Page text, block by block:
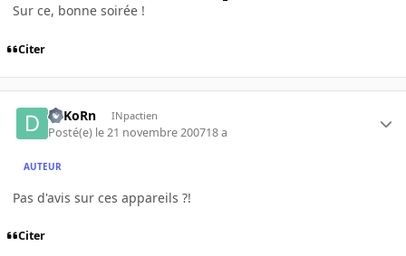
Sur ce, bonne soirée !
Citer
DsKoRn INpactien
Posté(e) le 21 novembre 200718 a
AUTEUR
Pas d'avis sur ces appareils ?!
Citer